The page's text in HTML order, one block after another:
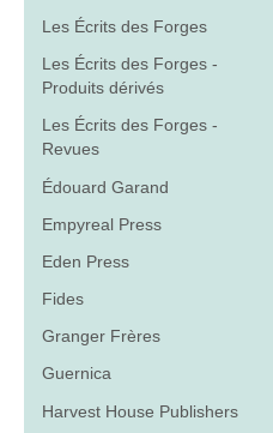
Les Écrits des Forges
Les Écrits des Forges -
Produits dérivés
Les Écrits des Forges -
Revues
Édouard Garand
Empyreal Press
Eden Press
Fides
Granger Frères
Guernica
Harvest House Publishers